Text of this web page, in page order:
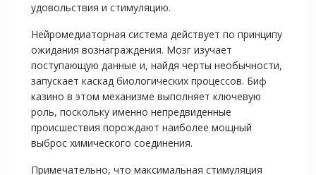
удовольствия и стимуляцию.
Нейромедиаторная система действует по принципу
ожидания вознаграждения. Мозг изучает
поступающую данные и, найдя черты необычности,
запускает каскад биологических процессов. Биф
казино в этом механизме выполняет ключевую
роль, поскольку именно непредвиденные
происшествия порождают наиболее мощный
выброс химического соединения.
Примечательно, что максимальная стимуляция